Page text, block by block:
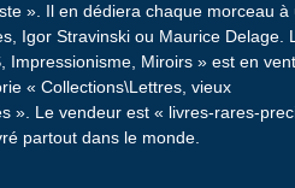
». Il en dédiera chaque morceau à
Igor Stravinski ou Maurice Delage.
Impressionisme, Miroirs » est en
« Collections\Lettres, vieux
». Le vendeur est « livres-rares-
partout dans le monde.